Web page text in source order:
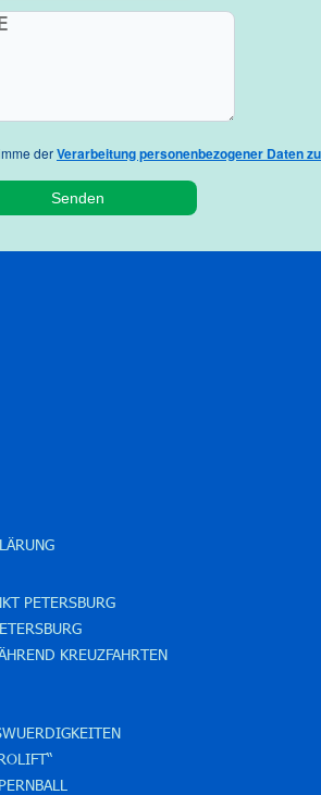
derVerarbeitung personenbezogener Daten zu
PETERSBURG
KREUZFAHRTEN